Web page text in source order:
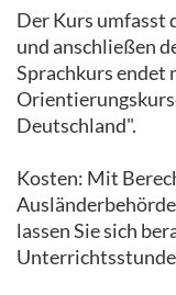
Der Kurs umfasst
und anschließen
Sprachkurs endet
Deutschland".
Kosten: Mit
lassen Sie sich